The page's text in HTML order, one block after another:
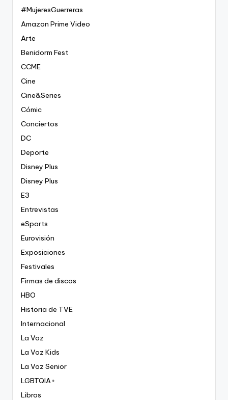
#MujeresGuerreras
Amazon Prime Video
Arte
Benidorm Fest
CCME
Cine
Cine&Series
Cómic
Conciertos
DC
Deporte
Disney Plus
Disney Plus
E3
Entrevistas
eSports
Eurovisión
Exposiciones
Festivales
Firmas de discos
HBO
Historia de TVE
Internacional
La Voz
La Voz Kids
La Voz Senior
LGBTQIA+
Libros